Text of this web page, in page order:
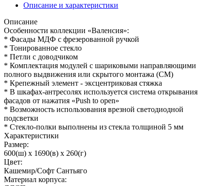
Описание и характеристики
Описание
Особенности коллекции «Валенсия»:
* Фасады МДФ с фрезерованной ручкой
* Тонированное стекло
* Петли с доводчиком
* Комплектация модулей с шариковыми направляющими
полного выдвижения или скрытого монтажа (СМ)
* Крепежный элемент - эксцентриковая стяжка
* В шкафах-антресолях используется система открывания
фасадов от нажатия «Push to open»
* Возможность использования врезной светодиодной
подсветки
* Стекло-полки выполнены из стекла толщиной 5 мм
Характеристики
Размер:
600(ш) x 1690(в) x 260(г)
Цвет:
Кашемир/Софт Сантьяго
Материал корпуса: